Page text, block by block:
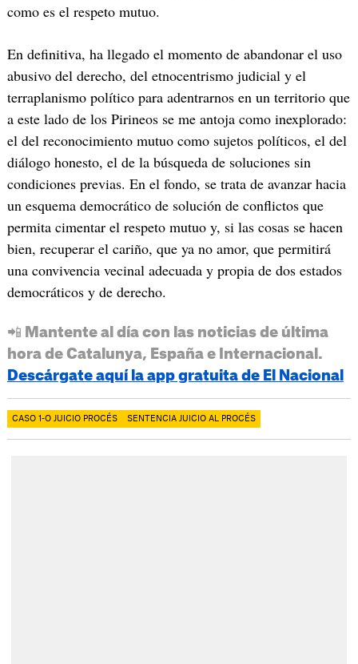
como es el respeto mutuo.
En definitiva, ha llegado el momento de abandonar el uso
abusivo del derecho, del etnocentrismo judicial y el
terraplanismo político para adentrarnos en un territorio que
a este lado de los Pirineos se me antoja como inexplorado:
el del reconocimiento mutuo como sujetos políticos, el del
diálogo honesto, el de la búsqueda de soluciones sin
condiciones previas. En el fondo, se trata de avanzar hacia
un esquema democrático de solución de conflictos que
permita cimentar el respeto mutuo y, si las cosas se hacen
bien, recuperar el cariño, que ya no amor, que permitirá
una convivencia vecinal adecuada y propia de dos estados
democráticos y de derecho.
📲 Mantente al día con las noticias de última
hora de Catalunya, España e Internacional.
Descárgate aquí la app gratuita de El Nacional
CASO 1-O JUICIO PROCÉS SENTENCIA JUICIO AL PROCÉS